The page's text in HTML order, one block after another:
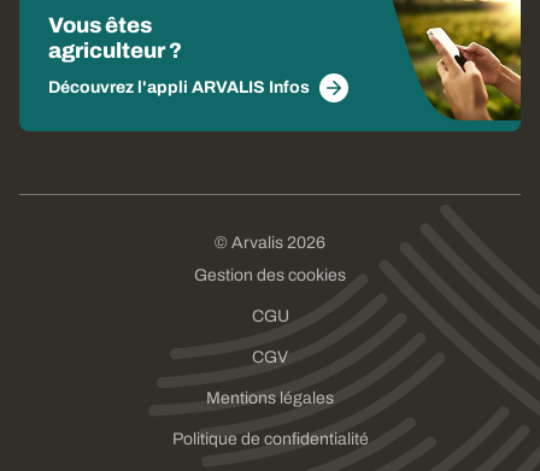
Vous êtes
agriculteur ?
Découvrez l'appli ARVALIS Infos
© Arvalis 2026
Gestion des cookies
CGU
CGV
Mentions légales
Politique de confidentialité